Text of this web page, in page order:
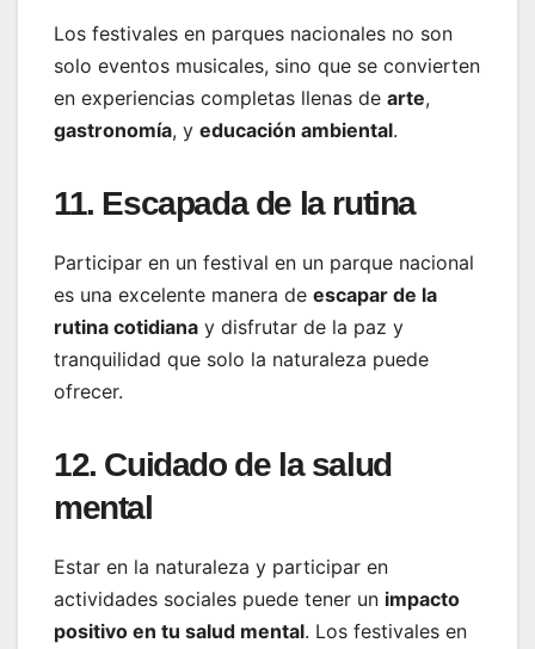
Los festivales en parques nacionales no son
solo eventos musicales, sino que se convierten
en experiencias completas llenas de arte,
gastronomía, y educación ambiental.
11. Escapada de la rutina
Participar en un festival en un parque nacional
es una excelente manera de escapar de la
rutina cotidiana y disfrutar de la paz y
tranquilidad que solo la naturaleza puede
ofrecer.
12. Cuidado de la salud
mental
Estar en la naturaleza y participar en
actividades sociales puede tener un impacto
positivo en tu salud mental. Los festivales en